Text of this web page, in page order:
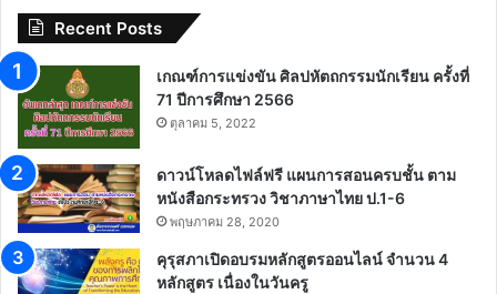
Recent Posts
เกณฑ์การแข่งขัน ศิลปหัตถกรรมนักเรียน ครั้งที่
71 ปีการศึกษา 2566
ตุลาคม 5, 2022
ดาวน์โหลดไฟล์ฟรี แผนการสอนครบชั้น ตาม
หนังสือกระทรวง วิชาภาษาไทย ป.1-6
พฤษภาคม 28, 2020
คุรุสภาเปิดอบรมหลักสูตรออนไลน์ จำนวน 4
หลักสูตร เนื่องในวันครู